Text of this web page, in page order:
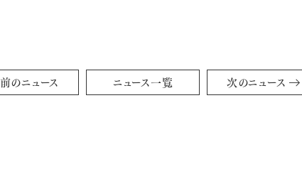
前のニュース ニュース一覧 次のニュース